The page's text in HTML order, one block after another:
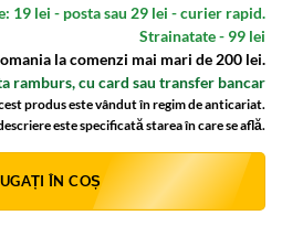
19 lei - posta sau 29 lei - curier rapid.
Strainatate - 99 lei
la comenzi mai mari de 200 lei.
ramburs, cu card sau transfer bancar
produs este vândut în regim de anticariat.
este specificată starea în care se află.
ÎN COȘ